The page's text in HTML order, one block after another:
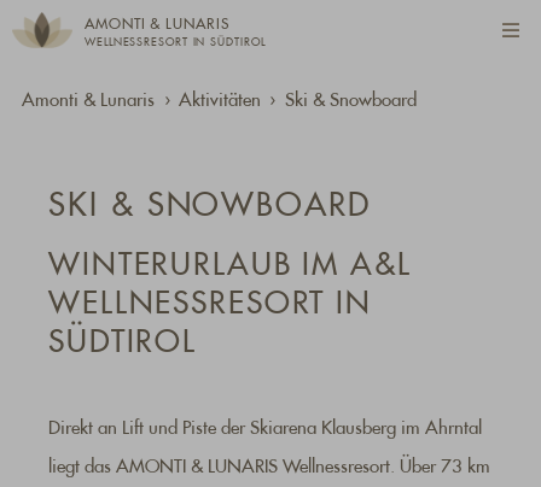
AMONTI & LUNARIS
WELLNESSRESORT IN SÜDTIROL
Amonti & Lunaris Aktivitäten Ski & Snowboard
SKI & SNOWBOARD
WINTERURLAUB IM A&L
WELLNESSRESORT IN
SÜDTIROL
Direkt an Lift und Piste der Skiarena Klausberg im Ahrntal
liegt das AMONTI & LUNARIS Wellnessresort. Über 73 km